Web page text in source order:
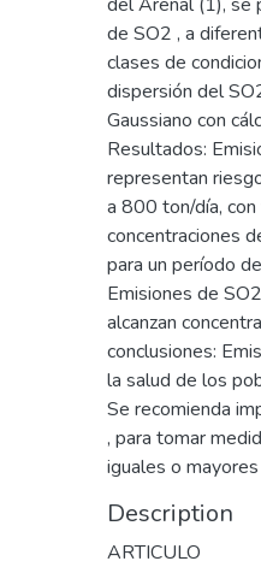
de SO2 , a
clases de
dispersión del
Gaussiano con
Resultados:
representan
a 800 ton/día,
concentraciones
para un período
Emisiones de
alcanzan
conclusiones:
la salud de los
Se recomienda
, para tomar
iguales o
Description
ARTICULO